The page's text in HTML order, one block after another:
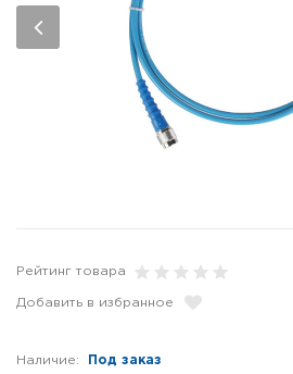
Рейтинг товара
Добавить в избранное
Наличие: Под заказ